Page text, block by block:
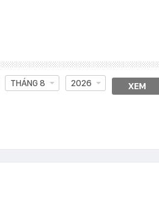
THÁNG 8 2026 XEM